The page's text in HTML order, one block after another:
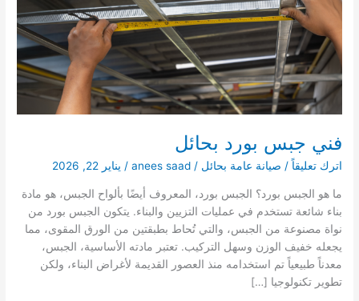
فني جبس بورد بحائل
اترك تعليقاً / صيانة عامة بحائل /
anees saad
/ يناير 22, 2026
ما هو الجبس بورد؟ الجبس بورد، المعروف أيضًا بألواح الجبس، هو مادة
بناء شائعة تستخدم في عمليات التزيين والبناء. يتكون الجبس بورد من
نواة مصنوعة من الجبس، والتي تُحاط بطبقتين من الورق المقوى، مما
يجعله خفيف الوزن وسهل التركيب. تعتبر مادته الأساسية، الجبس،
معدناً طبيعياً تم استخدامه منذ العصور القديمة لأغراض البناء، ولكن
تطوير تكنولوجيا […]